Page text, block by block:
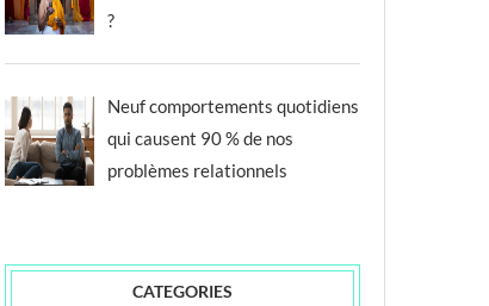
?
Neuf comportements quotidiens
qui causent 90 % de nos
problèmes relationnels
CATEGORIES